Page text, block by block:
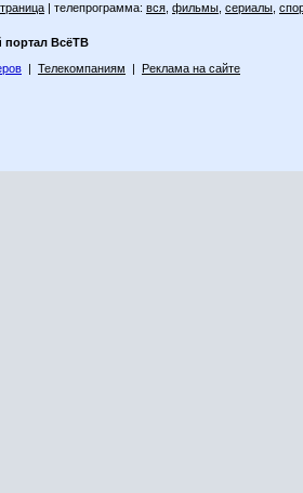
| телепрограмма: вся фильмы сериалы
портал ВсёТВ
| Телекомпаниям | Реклама на сайте